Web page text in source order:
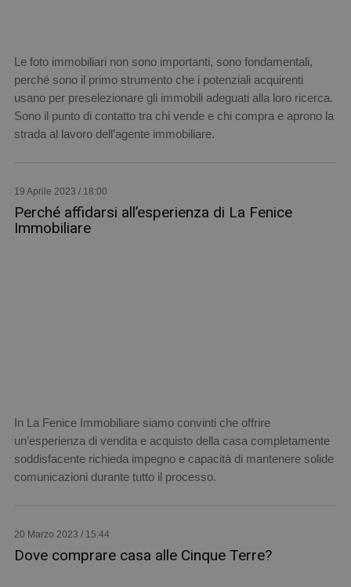
Le foto immobiliari non sono importanti, sono fondamentali,
perché sono il primo strumento che i potenziali acquirenti
usano per preselezionare gli immobili adeguati alla loro ricerca.
Sono il punto di contatto tra chi vende e chi compra e aprono la
strada al lavoro dell’agente immobiliare.
19 Aprile 2023 / 18:00
Perché affidarsi all’esperienza di La Fenice
Immobiliare
In La Fenice Immobiliare siamo convinti che offrire
un’esperienza di vendita e acquisto della casa completamente
soddisfacente richieda impegno e capacità di mantenere solide
comunicazioni durante tutto il processo.
20 Marzo 2023 / 15:44
Dove comprare casa alle Cinque Terre?